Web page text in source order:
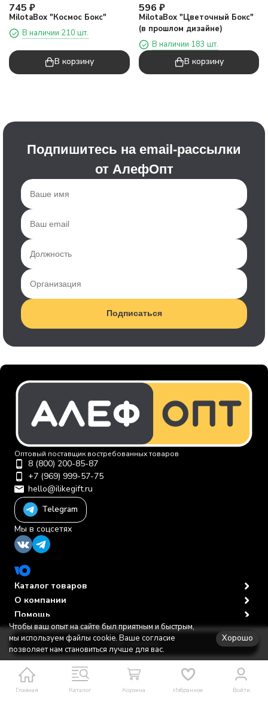
В корзину
745 ₽
MilotaBox "Космос Бокс"
В наличии 210 шт.
В корзину
596 ₽
MilotaBox "Цветочный Бокс"
(в прошлом дизайне)
В наличии 183 шт.
В корзину
Подпишитесь на email-рассылки
от АлефОпт
Подписаться
Главная Каталог Корзина Избранное Войти
Оптовый поставщик востребованных товаров
8 (800) 200-85-87
+7 (969) 999-57-75
hello@ilikegift.ru
Telegram
Мы в соцсетях
Каталог товаров
О компании
Помощь
Политика персональных данных
© 2012-2026 ООО "Первая торговая компания"
Чтобы ваш опыт на сайте был приятным и быстрым,
мы используем файлы cookie. Ваше согласие
позволяет нам становиться лучше для вас.
Хорошо